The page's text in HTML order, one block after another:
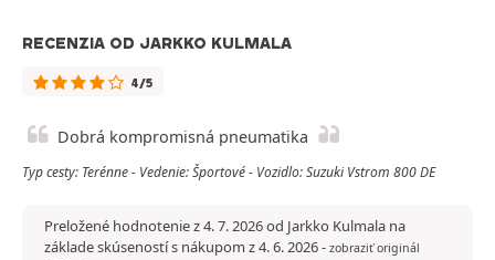
RECENZIA OD JARKKO KULMALA
4/5
Dobrá kompromisná pneumatika
Typ cesty: Terénne - Vedenie: Športové - Vozidlo: Suzuki Vstrom 800 DE
Preložené hodnotenie z 4. 7. 2026 od Jarkko Kulmala na
základe skúseností s nákupom z 4. 6. 2026- zobraziť originál